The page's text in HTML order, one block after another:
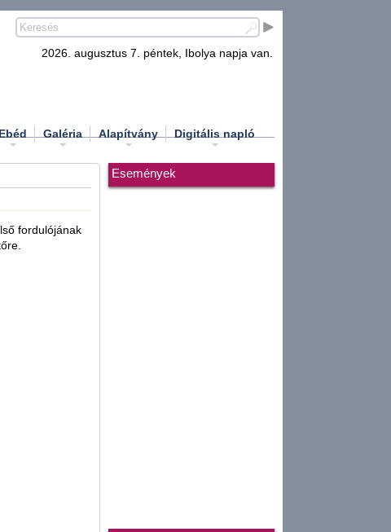
2026. augusztus 7. péntek, Ibolya napja van.
Ebéd Galéria Alapítvány Digitális napló
fordulójának
Események